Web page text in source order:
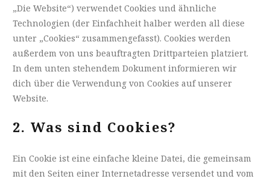
„Die Website“) verwendet Cookies und ähnliche
Technologien (der Einfachheit halber werden all diese
unter „Cookies“ zusammengefasst). Cookies werden
außerdem von uns beauftragten Drittparteien platziert.
In dem unten stehendem Dokument informieren wir
dich über die Verwendung von Cookies auf unserer
Website.
2. Was sind Cookies?
Ein Cookie ist eine einfache kleine Datei, die gemeinsam
mit den Seiten einer Internetadresse versendet und vom